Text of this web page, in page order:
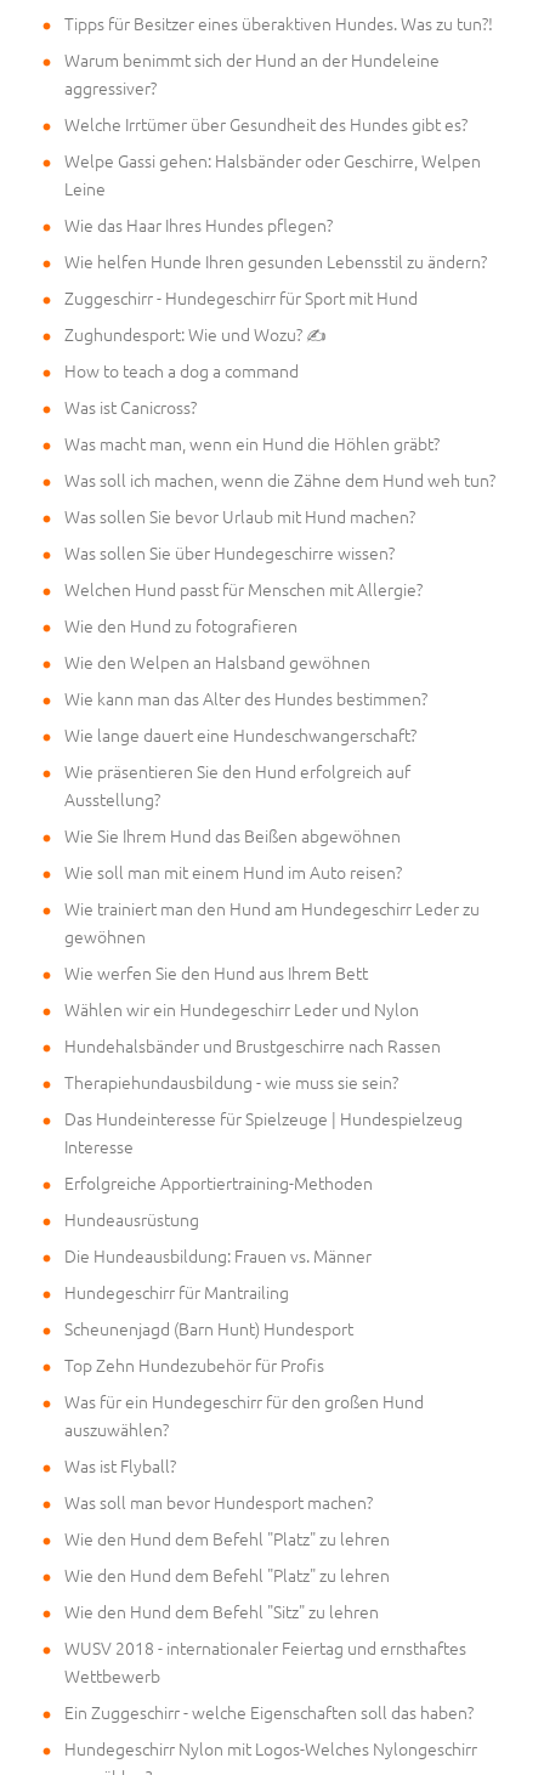
Tipps für Besitzer eines überaktiven Hundes. Was zu tun?!
Warum benimmt sich der Hund an der Hundeleine
aggressiver?
Welche Irrtümer über Gesundheit des Hundes gibt es?
Welpe Gassi gehen: Halsbänder oder Geschirre, Welpen
Leine
Wie das Haar Ihres Hundes pflegen?
Wie helfen Hunde Ihren gesunden Lebensstil zu ändern?
Zuggeschirr - Hundegeschirr für Sport mit Hund
Zughundesport: Wie und Wozu? ✍
How to teach a dog a command
Was ist Canicross?
Was macht man, wenn ein Hund die Höhlen gräbt?
Was soll ich machen, wenn die Zähne dem Hund weh tun?
Was sollen Sie bevor Urlaub mit Hund machen?
Was sollen Sie über Hundegeschirre wissen?
Welchen Hund passt für Menschen mit Allergie?
Wie den Hund zu fotografieren
Wie den Welpen an Halsband gewöhnen
Wie kann man das Alter des Hundes bestimmen?
Wie lange dauert eine Hundeschwangerschaft?
Wie präsentieren Sie den Hund erfolgreich auf
Ausstellung?
Wie Sie Ihrem Hund das Beißen abgewöhnen
Wie soll man mit einem Hund im Auto reisen?
Wie trainiert man den Hund am Hundegeschirr Leder zu
gewöhnen
Wie werfen Sie den Hund aus Ihrem Bett
Wählen wir ein Hundegeschirr Leder und Nylon
Hundehalsbänder und Brustgeschirre nach Rassen
Therapiehundausbildung - wie muss sie sein?
Das Hundeinteresse für Spielzeuge | Hundespielzeug
Interesse
Erfolgreiche Apportiertraining-Methoden
Hundeausrüstung
Die Hundeausbildung: Frauen vs. Männer
Hundegeschirr für Mantrailing
Scheunenjagd (Barn Hunt) Hundesport
Top Zehn Hundezubehör für Profis
Was für ein Hundegeschirr für den großen Hund
auszuwählen?
Was ist Flyball?
Was soll man bevor Hundesport machen?
Wie den Hund dem Befehl "Platz" zu lehren
Wie den Hund dem Befehl "Platz" zu lehren
Wie den Hund dem Befehl "Sitz" zu lehren
WUSV 2018 - internationaler Feiertag und ernsthaftes
Wettbewerb
Ein Zuggeschirr - welche Eigenschaften soll das haben?
Hundegeschirr Nylon mit Logos-Welches Nylongeschirr